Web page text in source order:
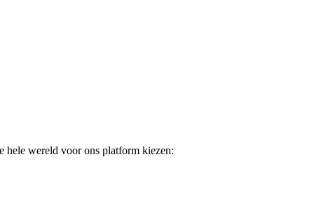
hele wereld voor ons platform kiezen: